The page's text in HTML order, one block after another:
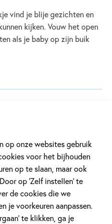
op onze websites gebruik
voor het bijhouden
op te slaan, maar ook
op ‘Zelf instellen’ te
de cookies die we
je voorkeuren aanpassen.
te klikken, ga je
vind je blije gezichten en
kijken. Vouw het open
als je baby op zijn buik